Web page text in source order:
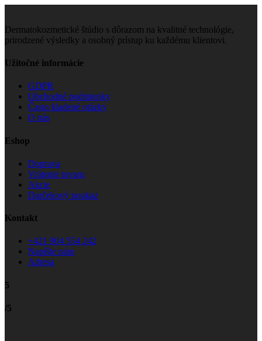
Dermatokozmetické štúdio s dôrazom na kvalitné technológie,
prirodzené výsledky a osobný prístup ku každému klientovi.
Užitočné informácie
GDPR
Obchodné podmienky
Často kladené otázky
O nás
Eshop
Doprava
Vrátenie tovaru
Akcie
Darčekový poukaz
Kontakt
+421 904 554 242
Napíšte nám
Adresa
5
/5